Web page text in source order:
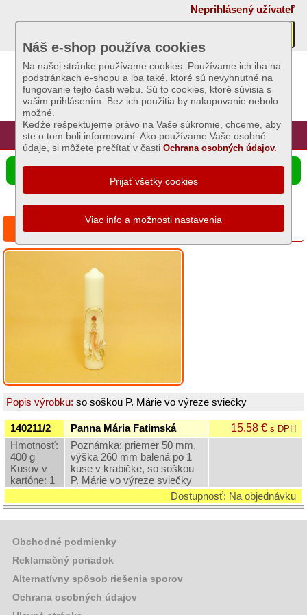
Neprihlásený užívateľ
Úvod Hlavná stránka Prihlásenie Registrácia
Náš e-shop používa cookies
Na našej stránke používame cookies. Používame ich iba na
podstránkach e-shopu a iba také, ktoré sú nevyhnutné na
fungovanie tejto časti webu. Sú to cookies, ktoré súvisia s
vašim prihlásením. Bez ich použitia by nakupovanie nebolo
možné.
Keďže rešpektujeme právo na Vaše súkromie, chceme, aby
ste o tom boli informovaní. Ako používame Vaše osobné
údaje, si môžete prečítať v častiOchrana osobných údajov.
☰ Ponuka produktov
Akcie
Sviečky
Základný
sortiment
Dekoratívne
a
voňavé
sviece
celoročné
Čajové
sviece
-
g
Omšové
zdobené
sviece
-
Paškály
zdobené
sviece
ostatné
Omšové
nezdobené
Panna Mária Fatimská
Popis výrobku:so soškou P. Márie vo výreze sviečky
140211/2 Panna Mária Fatimská 15.58 €s DPH
Hmotnosť:
400 g
Kusov v
kartóne: 1
Poznámka: priemer 50 mm,
výška 260 mm balená po 1
kuse v krabičke, so soškou
P. Márie vo výreze sviečky
Dostupnosť: Na objednávku
Obchodné podmienky
Reklamačný poriadok
Alternatívny spôsob riešenia sporov
Ochrana osobných údajov